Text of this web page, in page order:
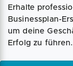
Erhalte
Businessplan-
um deine
Erfolg zu führen.